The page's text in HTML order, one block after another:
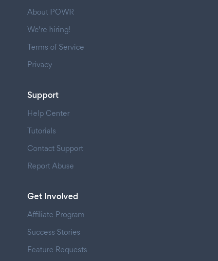
About POWR
We're hiring!
Terms of Service
Privacy
Support
Help Center
Tutorials
Contact Support
Report Abuse
Get Involved
Affiliate Program
Success Stories
Feature Requests